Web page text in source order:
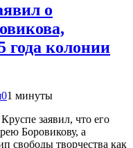
о
года колонии
01 минуты
заявил, что его
Боровикову, а
свободы творчества как